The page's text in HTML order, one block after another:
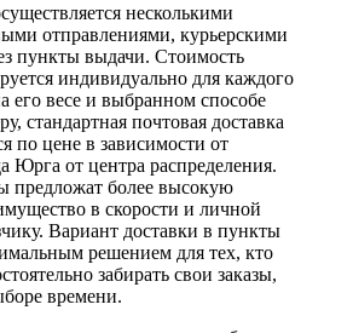
несколькими
отправлениями, курьерскими
пункты выдачи. Стоимость
индивидуально для каждого
его весе и выбранном способе
стандартная почтовая доставка
по цене в зависимости от
Юрга от центра распределения.
предложат более высокую
в скорости и личной
Вариант доставки в пункты
решением для тех, кто
забирать свои заказы,
времени.